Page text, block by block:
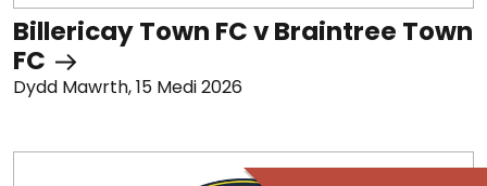
Billericay Town FC v Braintree Town
FC
Dydd Mawrth, 15 Medi 2026